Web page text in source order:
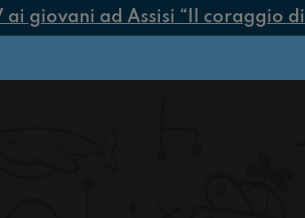
ai giovani ad Assisi “Il coraggio